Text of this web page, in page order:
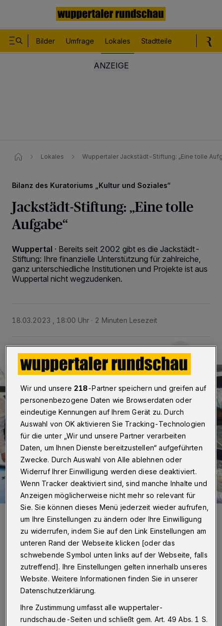
Bilder Umfrage Lokales Stadtteile
Lokales Wuppertaler Jackstädt-Stiftung: „Eine tolle
Bilanz des Kuratoriums „Kultur und Soziales“
Jackstädt-Stiftung: „Eine tolle
Aufgabe“
Wuppertal · Bereits seit 2002 gibt es die Jackstädt-
Stiftung: Ihre finanzielle Unterstützung für zahlreiche,
ganz unterschiedliche Institutionen und Projekte ist aus
Wuppertal nicht wegzudenken.
18.03.2023 , 18:00 Uhr 2 Minuten Lesezeit
Das 2022er-Bilanz-Gespräch der Jackstädt-Stiftung fand in der
Junior Uni statt: Michaela Steffen und Marc Kanzler (li.) vom
Stiftungsvorstand mit Ex-Oberbürgermeister Peter Jung, dem
Vorsitzenden des Stiftungskuratoriums „Kultur und Soziales in
Wuppertal“.
Foto: Wuppertaler Rundschau
Von Stefan Seitz
Wir und unsere 218-Partner speichern und greifen auf
personenbezogene Daten wie Browserdaten oder
eindeutige Kennungen auf Ihrem Gerät zu. Durch
Auswahl von OK aktivieren Sie Tracking-Technologien
für die unter „Wir und unsere Partner verarbeiten
Daten, um Ihnen Dienste bereitzustellen“ aufgeführten
Zwecke. Durch Auswahl von Alle ablehnen oder
Widerruf Ihrer Einwilligung werden diese deaktiviert.
Wenn Tracker deaktiviert sind, sind manche Inhalte und
Anzeigen möglicherweise nicht mehr so relevant für
Sie. Sie können dieses Menü jederzeit wieder aufrufen,
um Ihre Einstellungen zu ändern oder Ihre Einwilligung
zu widerrufen, indem Sie auf den Link Einstellungen am
unteren Rand der Webseite klicken [oder das
schwebende Symbol unten links auf der Webseite, falls
zutreffend]. Ihre Einstellungen gelten innerhalb unseres
Website. Weitere Informationen finden Sie in unserer
Datenschutzerklärung.
Ihre Zustimmung umfasst alle wuppertaler-
rundschau.de-Seiten und schließt gem. Art. 49 Abs. 1 S.